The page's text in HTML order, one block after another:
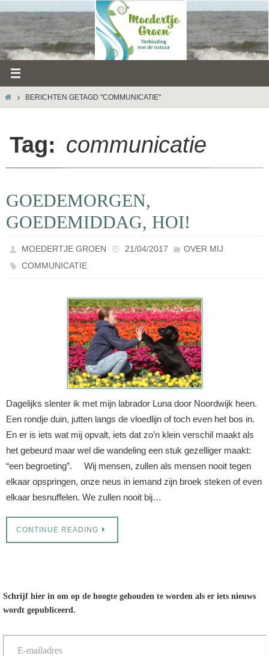
naar
inhoud
HOMEBERICHTEN GETAGD "COMMUNICATIE"
Tag: communicatie
GOEDEMORGEN,
GOEDEMIDDAG, HOI!
MOEDERTJE GROEN 21/04/2017
OVER MIJ
COMMUNICATIE
Dagelijks slenter ik met mijn labrador Luna door Noordwijk heen.
Een rondje duin, jutten langs de vloedlijn of toch even het bos in.
En er is iets wat mij opvalt, iets dat zo’n klein verschil maakt als
het gebeurd maar wel die wandeling een stuk gezelliger maakt:
“een begroeting”. Wij mensen, zullen als mensen nooit tegen
elkaar opspringen, onze neus in iemand zijn broek steken of even
elkaar besnuffelen. We zullen nooit bij…
CONTINUE READING
Schrijf hier in om op de hoogte gehouden te worden als er iets nieuws
wordt gepubliceerd.
E-mailadres